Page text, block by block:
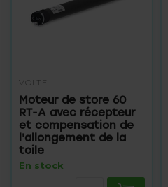
VOLTE
Moteur de store 60
RT-A avec récepteur
et compensation de
l'allongement de la
toile
En stock